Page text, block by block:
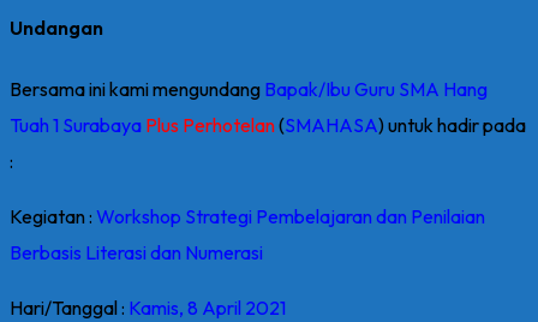
Undangan
Bersama ini kami mengundang Bapak/Ibu Guru SMA Hang
Tuah 1 Surabaya Plus Perhotelan(SMAHASA) untuk hadir pada
:
Kegiatan : Workshop Strategi Pembelajaran dan Penilaian
Berbasis Literasi dan Numerasi
Hari/Tanggal : Kamis, 8 April 2021